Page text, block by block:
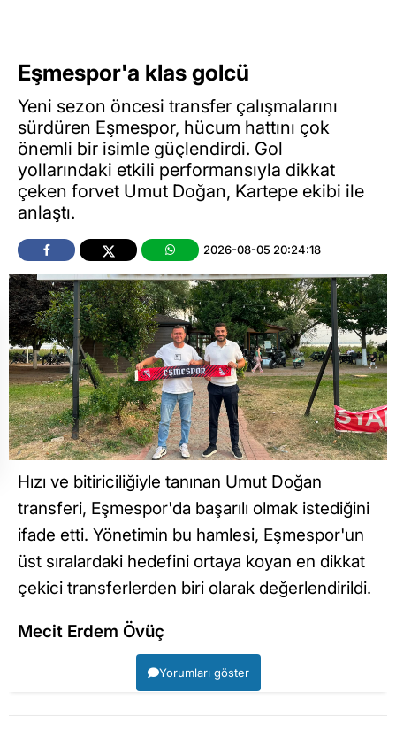
Eşmespor'a klas golcü
Yeni sezon öncesi transfer çalışmalarını
sürdüren Eşmespor, hücum hattını çok
önemli bir isimle güçlendirdi. Gol
yollarındaki etkili performansıyla dikkat
çeken forvet Umut Doğan, Kartepe ekibi ile
anlaştı.
2026-08-05 20:24:18
Hızı ve bitiriciliğiyle tanınan Umut Doğan
transferi, Eşmespor'da başarılı olmak istediğini
ifade etti. Yönetimin bu hamlesi, Eşmespor'un
üst sıralardaki hedefini ortaya koyan en dikkat
çekici transferlerden biri olarak değerlendirildi.
Mecit Erdem Övüç
Yorumları göster